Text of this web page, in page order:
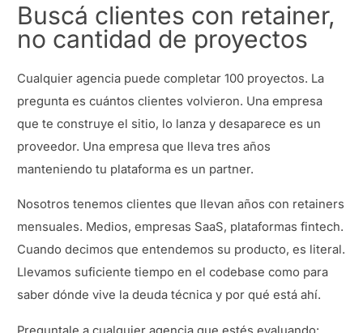
Buscá clientes con retainer,
no cantidad de proyectos
Cualquier agencia puede completar 100 proyectos. La
pregunta es cuántos clientes volvieron. Una empresa
que te construye el sitio, lo lanza y desaparece es un
proveedor. Una empresa que lleva tres años
manteniendo tu plataforma es un partner.
Nosotros tenemos clientes que llevan años con retainers
mensuales. Medios, empresas SaaS, plataformas fintech.
Cuando decimos que entendemos su producto, es literal.
Llevamos suficiente tiempo en el codebase como para
saber dónde vive la deuda técnica y por qué está ahí.